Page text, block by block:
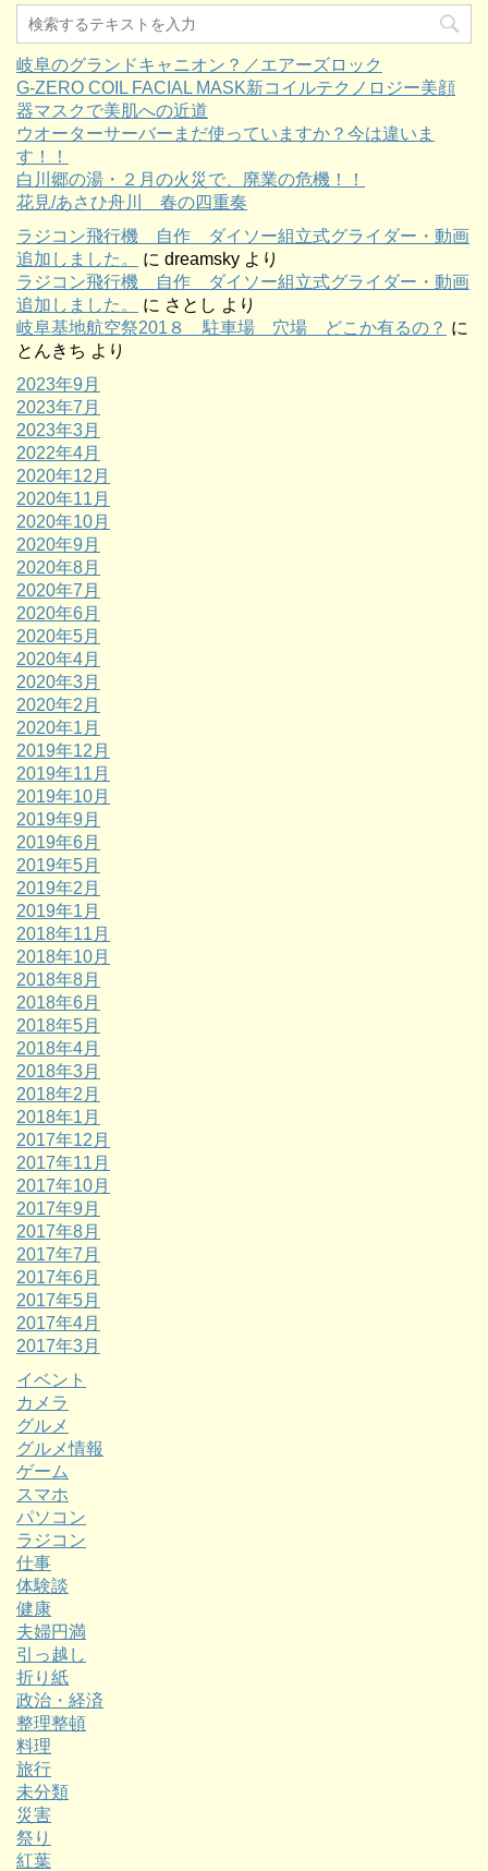
岐阜のグランドキャニオン？／エアーズロック
G-ZERO COIL FACIAL MASK新コイルテクノロジー美顔
器マスクで美肌への近道
ウオーターサーバーまだ使っていますか？今は違いま
す！！
白川郷の湯・２月の火災で、廃業の危機！！
花見/あさひ舟川 春の四重奏
ラジコン飛行機 自作 ダイソー組立式グライダー・動画
追加しました。
に dreamsky より
ラジコン飛行機 自作 ダイソー組立式グライダー・動画
追加しました。
に さとし より
岐阜基地航空祭201８ 駐車場 穴場 どこか有るの？ に
とんきち より
2023年9月
2023年7月
2023年3月
2022年4月
2020年12月
2020年11月
2020年10月
2020年9月
2020年8月
2020年7月
2020年6月
2020年5月
2020年4月
2020年3月
2020年2月
2020年1月
2019年12月
2019年11月
2019年10月
2019年9月
2019年6月
2019年5月
2019年2月
2019年1月
2018年11月
2018年10月
2018年8月
2018年6月
2018年5月
2018年4月
2018年3月
2018年2月
2018年1月
2017年12月
2017年11月
2017年10月
2017年9月
2017年8月
2017年7月
2017年6月
2017年5月
2017年4月
2017年3月
イベント
カメラ
グルメ
グルメ情報
ゲーム
スマホ
パソコン
ラジコン
仕事
体験談
健康
夫婦円満
引っ越し
折り紙
政治・経済
整理整頓
料理
旅行
未分類
災害
祭り
紅葉